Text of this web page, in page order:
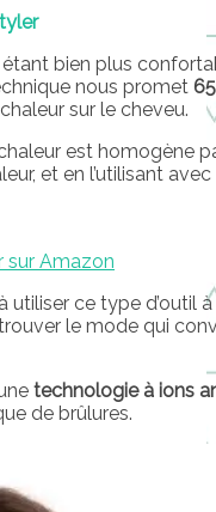
bien plus
nous promet
sur le cheveu.
est homogène
et en l’utilisant
sur Amazon
utiliser ce type d’outil à
le mode qui
technologie à ions
de brûlures.